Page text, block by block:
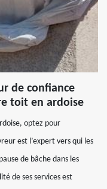
de confiance
toit en ardoise
optez pour
est l’expert vers qui les
de bâche dans les
de ses services est